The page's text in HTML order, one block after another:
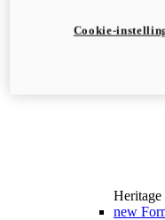
Heritage
new
Cookie-